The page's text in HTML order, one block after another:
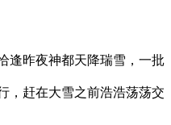
昨夜神都天降瑞雪，一批
，赶在大雪之前浩浩荡荡交